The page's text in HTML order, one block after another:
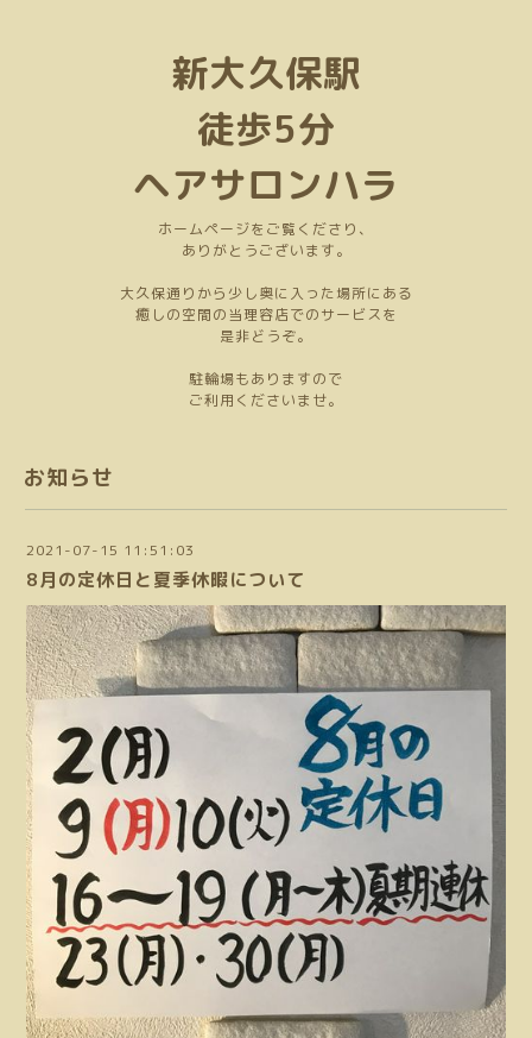
新大久保駅
徒歩5分
ヘアサロンハラ
ホームページをご覧くださり、
ありがとうございます。
大久保通りから少し奥に入った場所にある
癒しの空間の当理容店でのサービスを
是非どうぞ。
駐輪場もありますので
ご利用くださいませ。
お知らせ
2021-07-15 11:51:03
8月の定休日と夏季休暇について